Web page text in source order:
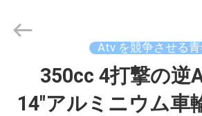
Shanghai
Rongyao
Atv を競争させる
350cc 4打撃の逆
14"アルミニウム車